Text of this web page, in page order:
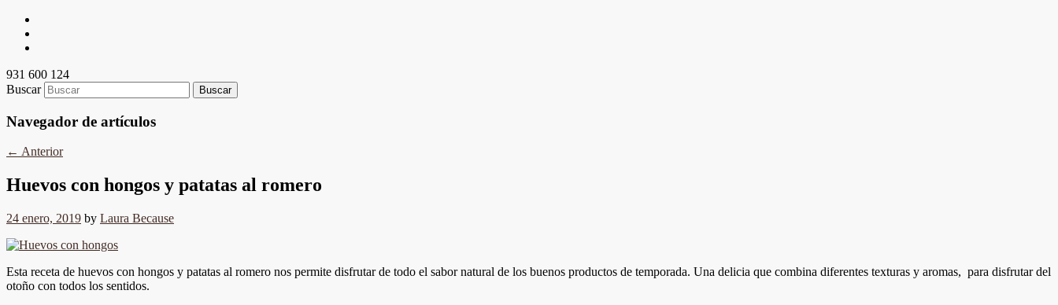
931 600 124
Buscar
Navegador de artículos
← Anterior
Huevos con hongos y patatas al romero
24 enero, 2019 by Laura Because
Esta receta de huevos con hongos y patatas al romero nos permite disfrutar de todo el sabor natural de los buenos productos de temporada. Una delicia que combina diferentes texturas y aromas, para disfrutar del
otoño con todos los sentidos.